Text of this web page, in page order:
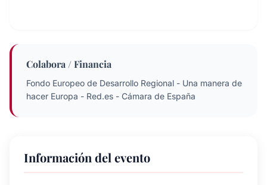
Colabora / Financia
Fondo Europeo de Desarrollo Regional - Una manera de
hacer Europa - Red.es - Cámara de España
Información del evento